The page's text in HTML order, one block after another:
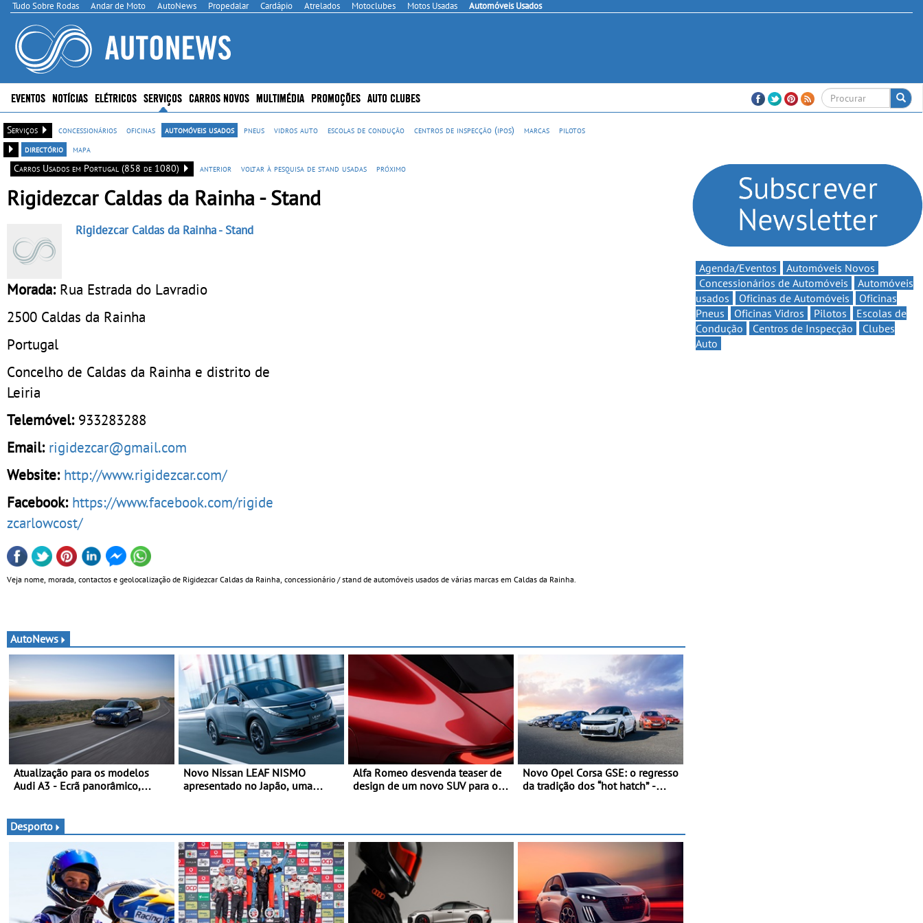
Tudo Sobre Rodas Andar de Moto AutoNews Propedalar Cardápio Atrelados Motoclubes Motos Usadas Automóveis Usados
EVENTOS NOTÍCIAS ELÉTRICOS SERVIÇOS CARROS NOVOS MULTIMÉDIA PROMOÇÕES AUTO CLUBES
Serviços concessionários oficinas automóveis usados pneus vidros auto escolas de condução centros de inspecção (ipos) marcas
pilotos
directório
mapa
Carros Usados em Portugal (858 de 1080)
anterior voltar à pesquisa de stand usadas próximo
Rigidezcar Caldas da Rainha - Stand
Rigidezcar Caldas da Rainha- Stand
Morada: Rua Estrada do Lavradio
2500 Caldas da Rainha
Portugal
Concelho de Caldas da Rainha e distrito de
Leiria
Telemóvel: 933283288
Email: rigidezcar@gmail.com
Website: http://www.rigidezcar.com/
Facebook: https://www.facebook.com/rigide
zcarlowcost/
Veja nome, morada, contactos e geolocalização de Rigidezcar Caldas da Rainha, concessionário / stand de automóveis usados de várias marcas em Caldas da Rainha.
AutoNews
Atualização para os modelos
Audi A3 - Ecrã panorâmico,
assistente de marcha-atrás
Novo Nissan LEAF NISMO
apresentado no Japão, uma
geração do modelo elétrico da
marca
Alfa Romeo desvenda teaser de
design de um novo SUV para o
Novo Opel Corsa GSE: o regresso
da tradição dos “hot hatch” -
Desporto
Agenda/Eventos
Automóveis Novos
Concessionários de Automóveis
Automóveis
usados
Oficinas de Automóveis
Oficinas
Pneus
Oficinas Vidros Pilotos
Escolas de
Condução
Centros de Inspecção
Clubes
Auto